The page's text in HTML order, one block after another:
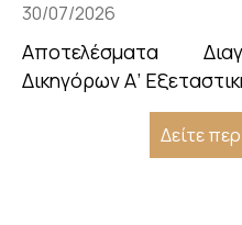
30/07/2026
Αποτελέσματα
Δικηγόρων Α’
Δείτε